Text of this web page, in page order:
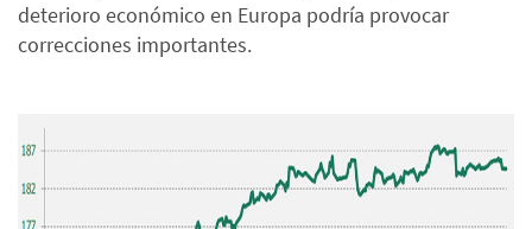
deterioro económico en Europa podría provocar
correcciones importantes.